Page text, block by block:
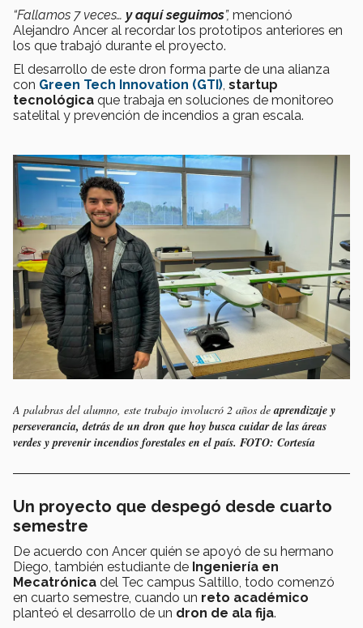
“Fallamos 7 veces… y aquí seguimos”, mencionó
Alejandro Ancer al recordar los prototipos anteriores en
los que trabajó durante el proyecto.
El desarrollo de este dron forma parte de una alianza
con Green Tech Innovation (GTI) startup
tecnológica que trabaja en soluciones de monitoreo
satelital y prevención de incendios a gran escala.
A palabras del alumno, este trabajo involucró 2 años deaprendizaje y
perseverancia, detrás de un dron que hoy busca cuidar de las áreas
verdes y prevenir incendios forestales en el país. FOTO: Cortesía
Un proyecto que despegó desde cuarto
semestre
De acuerdo con Ancer quién se apoyó de su hermano
Diego, también estudiante de Ingeniería en
Mecatrónica del Tec campus Saltillo, todo comenzó
en cuarto semestre, cuando un reto académico
planteó el desarrollo de un dron de ala fija.